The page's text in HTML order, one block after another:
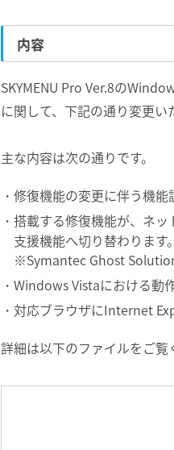
内容
SKYMENU Pro Ver.8の
に関して、下記の通り変更い
主な内容は次の通りです。
修復機能の変更に伴う機
搭載する修復機能が、ネ
支援機能へ切り替わります。
※Symantec Ghost
Windows Vistaにおける動
対応ブラウザにInternet
詳細は以下のファイルをご覧